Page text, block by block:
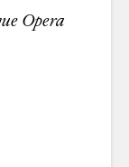
Opera